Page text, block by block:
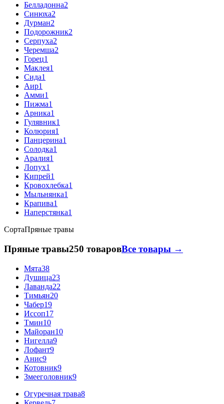
Белладонна2
Синюха2
Дурман2
Подорожник2
Серпуха2
Черемша2
Горец1
Маклея1
Сида1
Аир1
Амми1
Пижма1
Арника1
Гулявник1
Колюрия1
Панцерина1
Солодка1
Аралия1
Лопух1
Кипрей1
Кровохлебка1
Мыльнянка1
Крапива1
Наперстянка1
СортаПряные травы
Пряные травы250 товаровВсе товары →
Мята38
Душица23
Лаванда22
Тимьян20
Чабер19
Иссоп17
Тмин10
Майоран10
Нигелла9
Лофант9
Анис9
Котовник9
Змееголовник9
Огуречная трава8